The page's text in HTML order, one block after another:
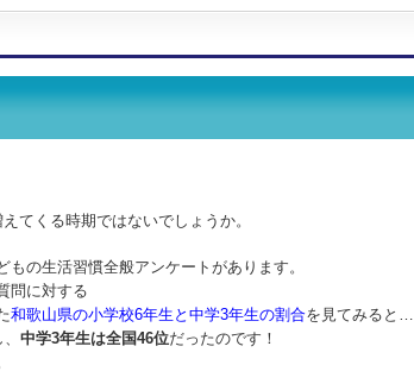
てくる時期ではないでしょうか。
の生活習慣全般アンケートがあります。
問に対する
和歌山県の小学校6年生と中学3年生の割合を見てみると…
中学3年生は全国46位だったのです！